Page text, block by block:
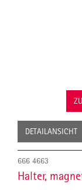
DETAILANSICHT
666 4663
Halter,